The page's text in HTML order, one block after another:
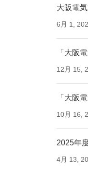
大阪電
6月 1,
「大阪
12月 15,
「大阪
10月 16,
2025年
4月 13,